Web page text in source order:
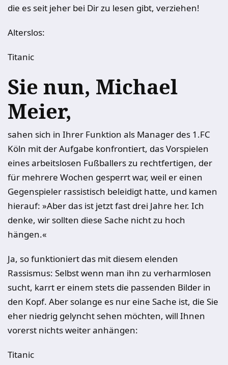
die es seit jeher bei Dir zu lesen gibt, verziehen!
Alterslos:
Titanic
Sie nun, Michael
Meier,
sahen sich in Ihrer Funktion als Manager des 1.FC
Köln mit der Aufgabe konfrontiert, das Vorspielen
eines arbeitslosen Fußballers zu rechtfertigen, der
für mehrere Wochen gesperrt war, weil er einen
Gegenspieler rassistisch beleidigt hatte, und kamen
hierauf: »Aber das ist jetzt fast drei Jahre her. Ich
denke, wir sollten diese Sache nicht zu hoch
hängen.«
Ja, so funktioniert das mit diesem elenden
Rassismus: Selbst wenn man ihn zu verharmlosen
sucht, karrt er einem stets die passenden Bilder in
den Kopf. Aber solange es nur eine Sache ist, die Sie
eher niedrig gelyncht sehen möchten, will Ihnen
vorerst nichts weiter anhängen:
Titanic